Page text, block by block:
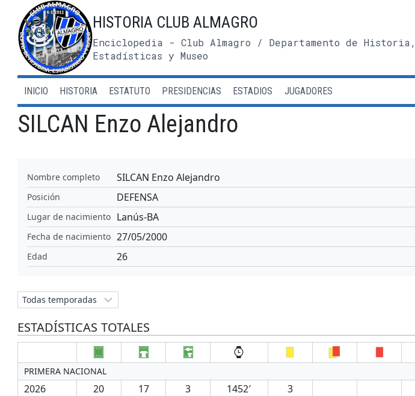
contenido
HISTORIA CLUB ALMAGRO
Enciclopedia - Club Almagro / Departamento de Historia,
Estadísticas y Museo
INICIO HISTORIA ESTATUTO PRESIDENCIAS ESTADIOS JUGADORES
SILCAN Enzo Alejandro
Nombre completo SILCAN Enzo Alejandro
Posición DEFENSA
Lugar de nacimiento Lanús-BA
Fecha de nacimiento 27/05/2000
Edad 26
ESTADÍSTICAS TOTALES
PRIMERA NACIONAL
2026 20 17 3 1452′ 3